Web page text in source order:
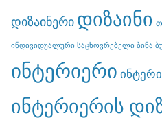
დიზაინერი დიზაინი
ინდივიდუალური საცხოვრებელი ბინა
ინტერიერი
ინტერიერის